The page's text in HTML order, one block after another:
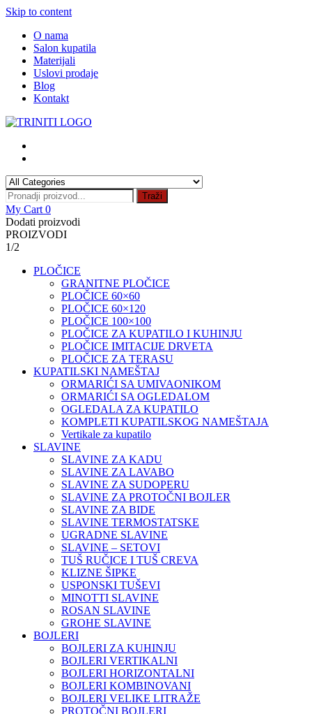
Skip to content
O nama
Salon kupatila
Materijali
Uslovi prodaje
Blog
Kontakt
Traži
My Cart 0
Dodati proizvodi
PROIZVODI
1/2
PLOČICE
GRANITNE PLOČICE
PLOČICE 60×60
PLOČICE 60×120
PLOČICE 100×100
PLOČICE ZA KUPATILO I KUHINJU
PLOČICE IMITACIJE DRVETA
PLOČICE ZA TERASU
KUPATILSKI NAMEŠTAJ
ORMARIĆI SA UMIVAONIKOM
ORMARIĆI SA OGLEDALOM
OGLEDALA ZA KUPATILO
KOMPLETI KUPATILSKOG NAMEŠTAJA
Vertikale za kupatilo
SLAVINE
SLAVINE ZA KADU
SLAVINE ZA LAVABO
SLAVINE ZA SUDOPERU
SLAVINE ZA PROTOČNI BOJLER
SLAVINE ZA BIDE
SLAVINE TERMOSTATSKE
UGRADNE SLAVINE
SLAVINE – SETOVI
TUŠ RUČICE I TUŠ CREVA
KLIZNE ŠIPKE
USPONSKI TUŠEVI
MINOTTI SLAVINE
ROSAN SLAVINE
GROHE SLAVINE
BOJLERI
BOJLERI ZA KUHINJU
BOJLERI VERTIKALNI
BOJLERI HORIZONTALNI
BOJLERI KOMBINOVANI
BOJLERI VELIKE LITRAŽE
PROTOČNI BOJLERI